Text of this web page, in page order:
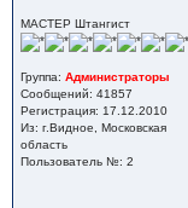
МАСТЕР Штангист
Группа: Администраторы
Сообщений: 41857
Регистрация: 17.12.2010
Из: г.Видное, Московская
область
Пользователь №: 2